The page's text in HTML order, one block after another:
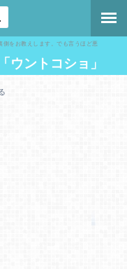
をお教えします。でも言うほど悪
ウントコショ」